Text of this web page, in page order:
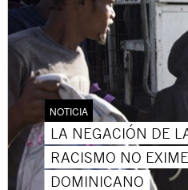
NOTICIA
LA NEGACIÓN DE
RACISMO NO
DOMINICANO